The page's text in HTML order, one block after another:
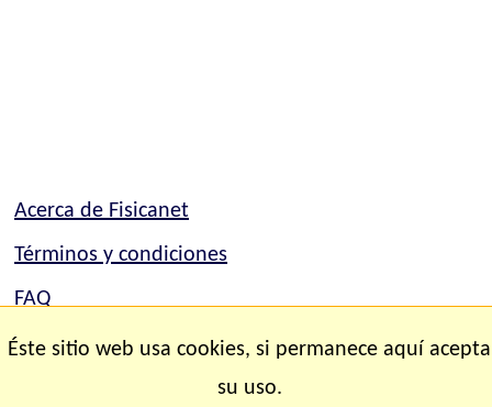
Acerca de Fisicanet
Términos y condiciones
FAQ
Mapa del sitio
Éste sitio web usa cookies, si permanece aquí acepta
su uso.